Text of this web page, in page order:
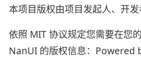
本项目版权由项目发起人、开发
依照 MIT 协议规定您需要在您
NanUI 的版权信息：Powered